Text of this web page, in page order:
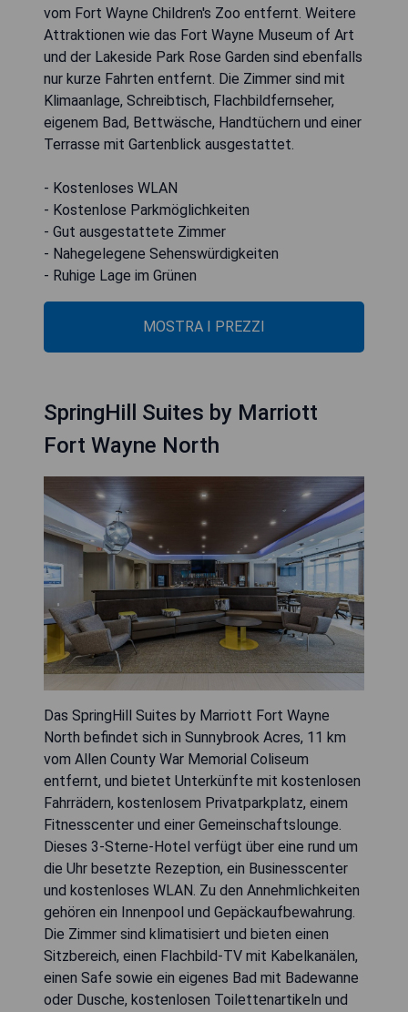
vom Fort Wayne Children's Zoo entfernt. Weitere
Attraktionen wie das Fort Wayne Museum of Art
und der Lakeside Park Rose Garden sind ebenfalls
nur kurze Fahrten entfernt. Die Zimmer sind mit
Klimaanlage, Schreibtisch, Flachbildfernseher,
eigenem Bad, Bettwäsche, Handtüchern und einer
Terrasse mit Gartenblick ausgestattet.
- Kostenloses WLAN
- Kostenlose Parkmöglichkeiten
- Gut ausgestattete Zimmer
- Nahegelegene Sehenswürdigkeiten
- Ruhige Lage im Grünen
MOSTRA I PREZZI
SpringHill Suites by Marriott
Fort Wayne North
Das SpringHill Suites by Marriott Fort Wayne
North befindet sich in Sunnybrook Acres, 11 km
vom Allen County War Memorial Coliseum
entfernt, und bietet Unterkünfte mit kostenlosen
Fahrrädern, kostenlosem Privatparkplatz, einem
Fitnesscenter und einer Gemeinschaftslounge.
Dieses 3-Sterne-Hotel verfügt über eine rund um
die Uhr besetzte Rezeption, ein Businesscenter
und kostenloses WLAN. Zu den Annehmlichkeiten
gehören ein Innenpool und Gepäckaufbewahrung.
Die Zimmer sind klimatisiert und bieten einen
Sitzbereich, einen Flachbild-TV mit Kabelkanälen,
einen Safe sowie ein eigenes Bad mit Badewanne
oder Dusche, kostenlosen Toilettenartikeln und